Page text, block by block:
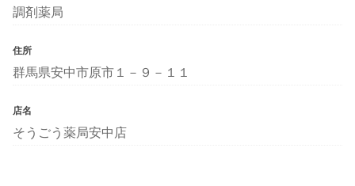
調剤薬局
住所
群馬県安中市原市１－９－１１
店名
そうごう薬局安中店